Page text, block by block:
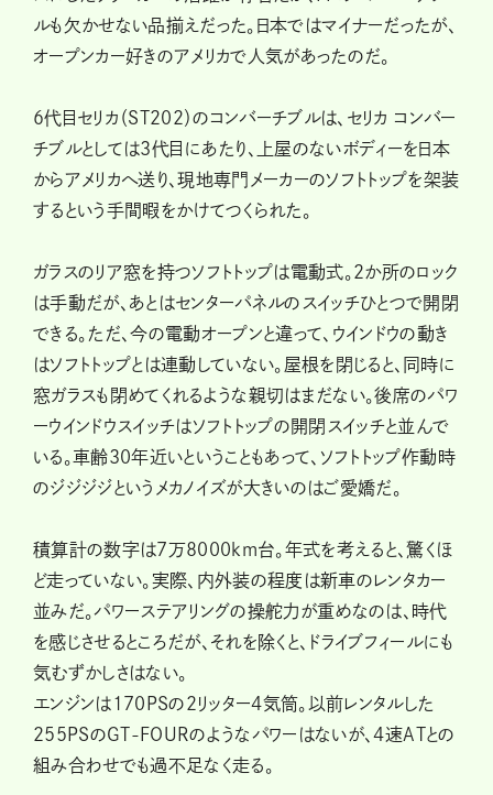
ルも欠かせない品揃えだった。日本ではマイナーだったが、
オープンカー好きのアメリカで人気があったのだ。
6代目セリカ（ST202）のコンバーチブルは、セリカ コンバー
チブルとしては3代目にあたり、上屋のないボディーを日本
からアメリカへ送り、現地専門メーカーのソフトトップを架装
するという手間暇をかけてつくられた。
ガラスのリア窓を持つソフトトップは電動式。2か所のロック
は手動だが、あとはセンターパネルのスイッチひとつで開閉
できる。ただ、今の電動オープンと違って、ウインドウの動き
はソフトトップとは連動していない。屋根を閉じると、同時に
窓ガラスも閉めてくれるような親切はまだない。後席のパワ
ーウインドウスイッチはソフトトップの開閉スイッチと並んで
いる。車齢30年近いということもあって、ソフトトップ作動時
のジジジジというメカノイズが大きいのはご愛嬌だ。
積算計の数字は7万8000km台。年式を考えると、驚くほ
ど走っていない。実際、内外装の程度は新車のレンタカー
並みだ。パワーステアリングの操舵力が重めなのは、時代
を感じさせるところだが、それを除くと、ドライブフィールにも
気むずかしさはない。
エンジンは170PSの2リッター4気筒。以前レンタルした
255PSのGT-FOURのようなパワーはないが、4速ATとの
組み合わせでも過不足なく走る。